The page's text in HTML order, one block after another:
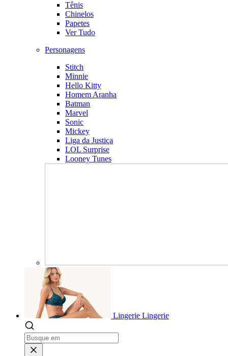
Tênis
Chinelos
Papetes
Ver Tudo
Personagens
Stitch
Minnie
Hello Kitty
Homem Aranha
Batman
Marvel
Sonic
Mickey
Liga da Justiça
LOL Surprise
Looney Tunes
Lingerie Lingerie